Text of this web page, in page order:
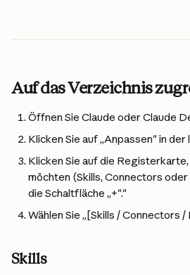
Auf das Verzeichnis
Öffnen Sie Claude oder Claude
Klicken Sie auf „Anpassen" in
Klicken Sie auf die
möchten (Skills, Connectors oder
die Schaltfläche „+"."
Wählen Sie „[Skills / Connectors
Skills